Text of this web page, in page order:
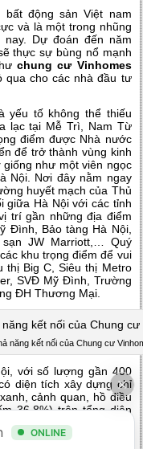
bất động sản Việt nam
và là một trong nhũng
Dự đoán đến năm
thực sự bùng nổ mạnh
chung cư Vinhomes
qua cho các nhà đầu tư
yếu tố không thể thiếu
lạc tại Mễ Trì, Nam Từ
điểm được Nhà nước
để trở thành vùng kinh
giống như một viên ngọc
Nội. Nơi đây nằm ngay
huyết mạch của Thủ
giữa Hà Nội với các tỉnh
trí gần những địa điểm
Đình, Bảo tàng Hà Nội,
JW Marriott,… Quý
khu trọng điểm để vui
thị Big C, Siêu thị Metro
SVĐ Mỹ Đình, Trường
ĐH Thương Mại.
năng kết nối của Chung cư
với số lượng gần 400
diện tích xây dựng chỉ
cảnh quan, hồ điều
36.8%) trên tổng diện
thoáng đãng, trong
ONLINE